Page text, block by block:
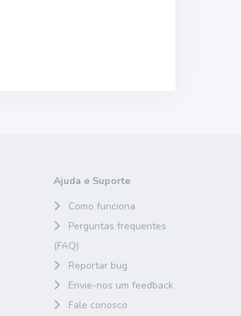
Ajuda e Suporte
Como funciona
Perguntas frequentes
(FAQ)
Reportar bug
Envie-nos um feedback
Fale conosco